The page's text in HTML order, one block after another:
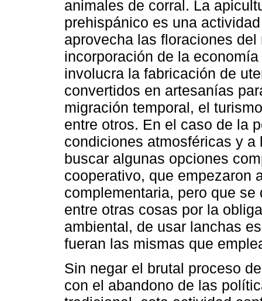
animales de corral. La
prehispánico es una
aprovecha las floraciones
incorporación de la
involucra la fabricación de
convertidos en artesanías
migración temporal, el
entre otros. En el caso de la
condiciones atmosféricas y
buscar algunas opciones
cooperativo, que empezaron
complementaria, pero que
entre otras cosas por la
ambiental, de usar lanchas
fueran las mismas que
Sin negar el brutal proceso
con el abandono de las